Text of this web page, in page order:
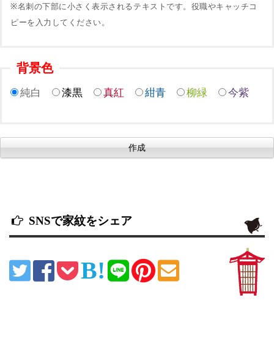
※名刺の下部に小さく表示されるテキストです。役職やキャッチコ
ピーを入力してください。
背景色
純白 漆黒 真紅 紺青 柳緑 今紫
SNSで家紋をシェア